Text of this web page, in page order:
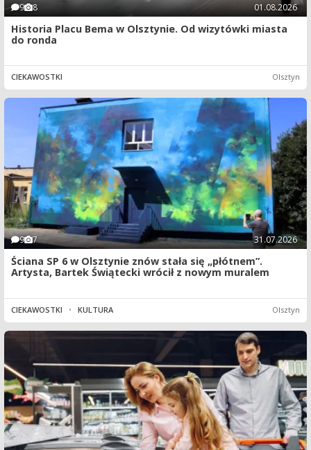
9 8 01.08.2026
Historia Placu Bema w Olsztynie. Od wizytówki miasta
do ronda
CIEKAWOSTKI Olsztyn
9 7 31.07.2026
Ściana SP 6 w Olsztynie znów stała się „płótnem”.
Artysta, Bartek Świątecki wrócił z nowym muralem
CIEKAWOSTKI • KULTURA Olsztyn